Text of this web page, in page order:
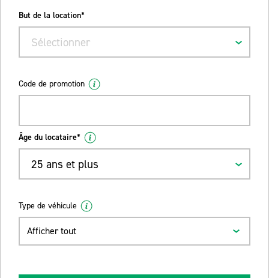
But de la location*
Sélectionner
Code de promotion
Âge du locataire*
25 ans et plus
Type de véhicule
Afficher tout